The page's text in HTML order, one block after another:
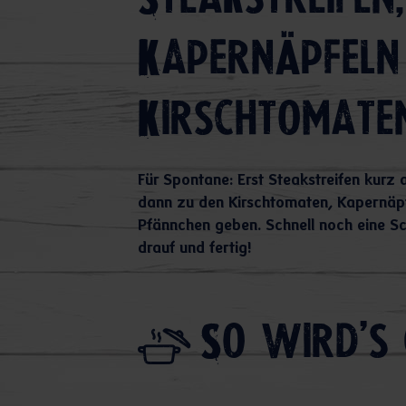
Für Spontane: Erst Steakstreifen kurz
dann zu den Kirschtomaten,
Pfännchen geben. Schnell noch eine
drauf und fertig!
So wird's